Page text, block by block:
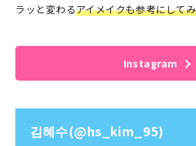
ラッと変わるアイメイクも参考にして
Instagram
김혜수(@hs_kim_95)